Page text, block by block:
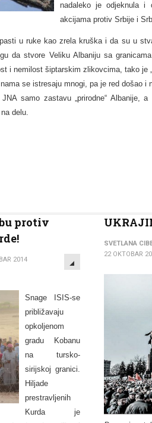
nadaleko je odjeknula i
akcijama protiv Srbije i
u ruke kao zrela kruška i da su u
da stvore Veliku Albaniju sa
i nemilost šiptarskim zlikovcima, tako je
se istresaju mnogi, pa je red došao
samo zastavu „prirodne“
delu.
protiv
EMPTY
2014
Snage ISIS-se
približavaju
opkoljenom
gradu Kobanu
na tursko-
sirijskoj granici.
Hiljade
prestravljenih
Kurda je
SVETLANA
22 OKTOBAR